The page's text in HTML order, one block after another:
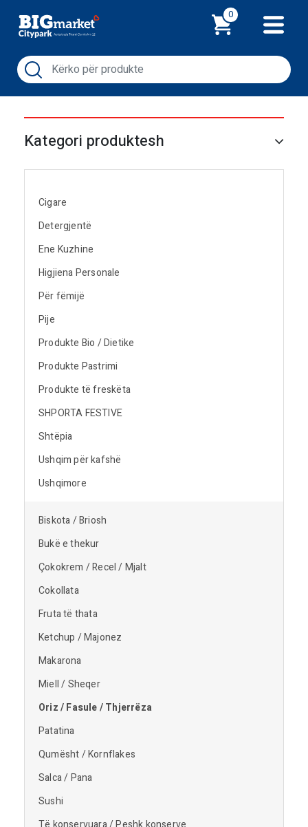
0
Kategori produktesh
Cigare
Detergjentë
Ene Kuzhine
Higjiena Personale
Për fëmijë
Pije
Produkte Bio / Dietike
Produkte Pastrimi
Produkte të freskëta
SHPORTA FESTIVE
Shtëpia
Ushqim për kafshë
Ushqimore
Biskota / Briosh
Bukë e thekur
Çokokrem / Recel / Mjalt
Cokollata
Fruta të thata
Ketchup / Majonez
Makarona
Miell / Sheqer
Oriz / Fasule / Thjerrëza
Patatina
Qumësht / Kornflakes
Salca / Pana
Sushi